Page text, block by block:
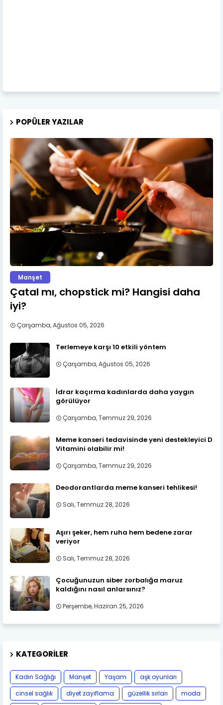
POPÜLER YAZILAR
Manşet
Çatal mı, chopstick mi? Hangisi daha
iyi?
Çarşamba, Ağustos 05, 2026
Terlemeye karşı 10 etkili yöntem
Çarşamba, Ağustos 05, 2026
İdrar kaçırma kadınlarda daha yaygın
görülüyor
Çarşamba, Temmuz 29, 2026
Meme kanseri tedavisinde yeni destekleyici D
Vitamini olabilir mi!
Çarşamba, Temmuz 29, 2026
Deodorantlarda meme kanseri tehlikesi!
Salı, Temmuz 28, 2026
Aşırı şeker, hem ruha hem bedene zarar
veriyor
Salı, Temmuz 28, 2026
Çocuğunuzun siber zorbalığa maruz
kaldığını nasıl anlarsınız?
Perşembe, Haziran 25, 2026
KATEGORILER
Kadın Sağlığı Manşet Yaşam
aşk oyunları
cinsel sağlık
diyet zayıflama güzellik sırları
moda